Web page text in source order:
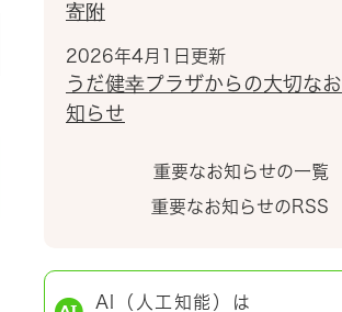
寄附
2026年4月1日更新
うだ健幸プラザからの大切なお
知らせ
重要なお知らせの一覧
重要なお知らせのRSS
AI（人工知能）は